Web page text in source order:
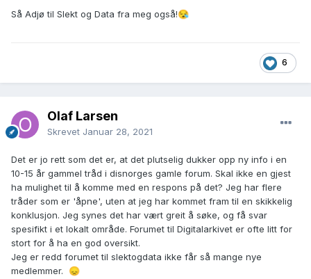
Så Adjø til Slekt og Data fra meg også!😪
6
Olaf Larsen
Skrevet Januar 28, 2021
Det er jo rett som det er, at det plutselig dukker opp ny info i en
10-15 år gammel tråd i disnorges gamle forum. Skal ikke en gjest
ha mulighet til å komme med en respons på det? Jeg har flere
tråder som er 'åpne', uten at jeg har kommet fram til en skikkelig
konklusjon. Jeg synes det har vært greit å søke, og få svar
spesifikt i et lokalt område. Forumet til Digitalarkivet er ofte litt for
stort for å ha en god oversikt.
Jeg er redd forumet til slektogdata ikke får så mange nye
medlemmer. 😞